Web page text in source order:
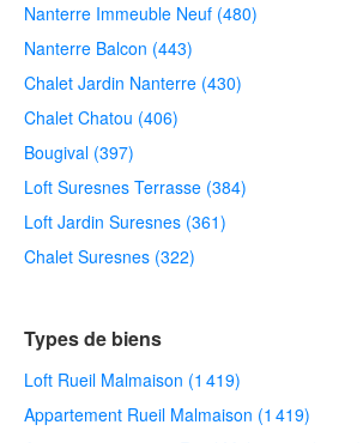
Nanterre Immeuble Neuf (480)
Nanterre Balcon (443)
Chalet Jardin Nanterre (430)
Chalet Chatou (406)
Bougival (397)
Loft Suresnes Terrasse (384)
Loft Jardin Suresnes (361)
Chalet Suresnes (322)
Types de biens
Loft Rueil Malmaison (1 419)
Appartement Rueil Malmaison (1 419)